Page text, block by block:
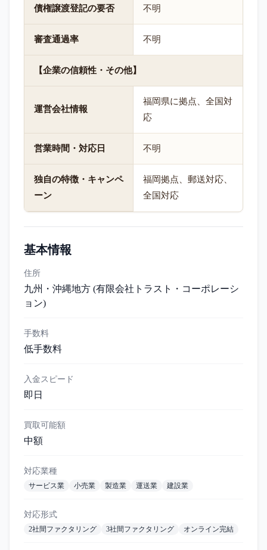
債権譲渡登記の要否 不明
審査通過率 不明
【企業の信頼性・その他】
運営会社情報
福岡県に拠点、全国対
応
営業時間・対応日 不明
独自の特徴・キャンペ
ーン
福岡拠点、郵送対応、
全国対応
基本情報
住所
九州・沖縄地方 (有限会社トラスト・コーポレーシ
ョン)
手数料
低手数料
入金スピード
即日
買取可能額
中額
対応業種
サービス業 小売業 製造業 運送業 建設業
対応形式
2社間ファクタリング 3社間ファクタリング オンライン完結